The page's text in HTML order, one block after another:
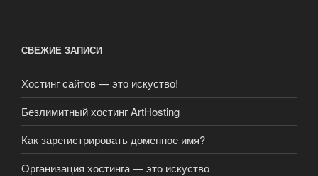
СВЕЖИЕ ЗАПИСИ
Хостинг сайтов — это искуство!
Безлимитный хостинг ArtHosting
Как зарегистрировать доменное имя?
Организация хостинга — это искуство